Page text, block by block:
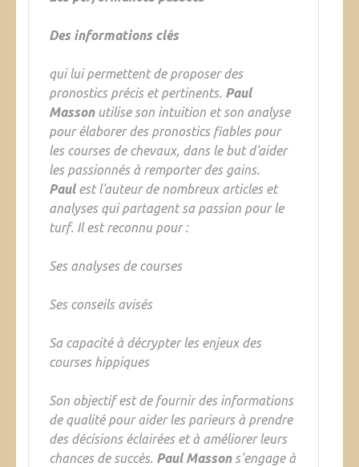
Des informations clés
qui lui permettent de proposer des
pronostics précis et pertinents. Paul
Massonutilise son intuition et son analyse
pour élaborer des pronostics fiables pour
les courses de chevaux, dans le but d'aider
les passionnés à remporter des gains.
Paulest l'auteur de nombreux articles et
analyses qui partagent sa passion pour le
turf. Il est reconnu pour :
Ses analyses de courses
Ses conseils avisés
Sa capacité à décrypter les enjeux des
courses hippiques
Son objectif est de fournir des informations
de qualité pour aider les parieurs à prendre
des décisions éclairées et à améliorer leurs
chances de succès. Paul Massons'engage à